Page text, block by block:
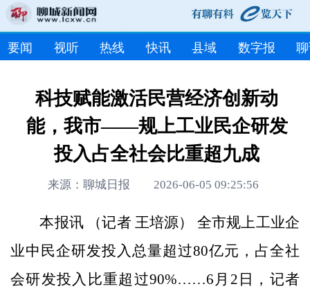
要闻 视听 热线 快讯 县域 数字报
科技赋能激活民营经济创新动
能，我市——规上工业民企研发
投入占全社会比重超九成
来源：聊城日报 2026-06-05 09:25:56
本报讯 （记者 王培源） 全市规上工业企
业中民企研发投入总量超过80亿元，占全社
会研发投入比重超过90%……6月2日，记者